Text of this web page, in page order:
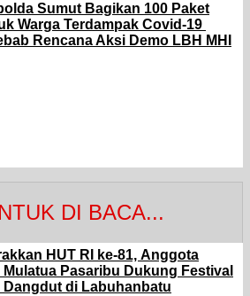
Sumut Bagikan 100 Paket
Warga Terdampak Covid-19
Rencana Aksi Demo LBH MHI
DI BACA...
HUT RI ke-81, Anggota
Mulatua Pasaribu Dukung Festival
Dangdut di Labuhanbatu